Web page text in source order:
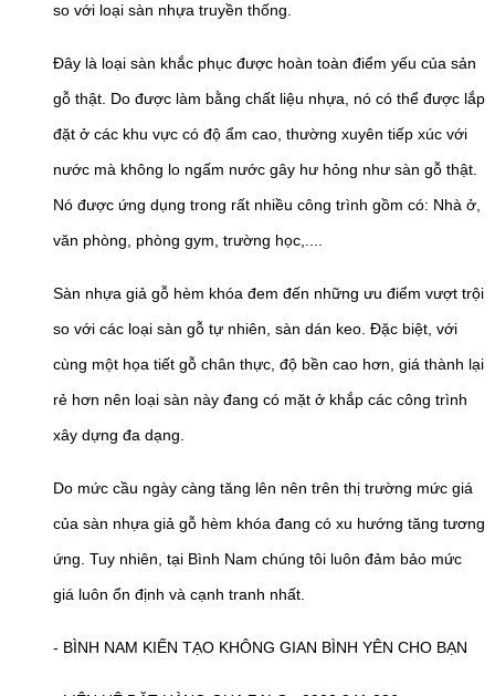
so với loại sàn nhựa truyền thống.
Đây là loại sàn khắc phục được hoàn toàn điểm yếu của sản
gỗ thật. Do được làm bằng chất liệu nhựa, nó có thể được lắp
đặt ở các khu vực có độ ẩm cao, thường xuyên tiếp xúc với
nước mà không lo ngấm nước gây hư hỏng như sàn gỗ thật.
Nó được ứng dụng trong rất nhiều công trình gồm có: Nhà ở,
văn phòng, phòng gym, trường học,....
Sàn nhựa giả gỗ hèm khóa đem đến những ưu điểm vượt trội
so với các loại sàn gỗ tự nhiên, sàn dán keo. Đặc biệt, với
cùng một họa tiết gỗ chân thực, độ bền cao hơn, giá thành lại
rẻ hơn nên loại sàn này đang có mặt ở khắp các công trình
xây dựng đa dạng.
Do mức cầu ngày càng tăng lên nên trên thị trường mức giá
của sàn nhựa giả gỗ hèm khóa đang có xu hướng tăng tương
ứng. Tuy nhiên, tại Bình Nam chúng tôi luôn đảm bảo mức
giá luôn ổn định và cạnh tranh nhất.
- BÌNH NAM KIẾN TẠO KHÔNG GIAN BÌNH YÊN CHO BẠN